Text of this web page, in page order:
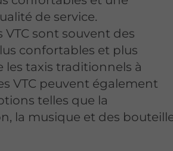
de service.
VTC sont souvent des
confortables et plus
les taxis traditionnels à
VTC peuvent également
telles que la
la musique et des